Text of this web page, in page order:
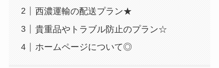
西濃運輸の配送プラン★
貴重品やトラブル防止のプラン☆
ホームページについて◎